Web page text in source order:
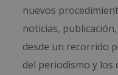
nuevos
noticias,
desde un recorrido
del periodismo y